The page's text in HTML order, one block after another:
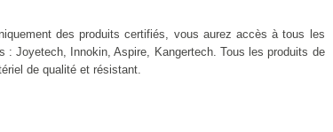
des produits certifiés, vous aurez accès à tous les
: Joyetech, Innokin, Aspire, Kangertech. Tous les produits de
de qualité et résistant.